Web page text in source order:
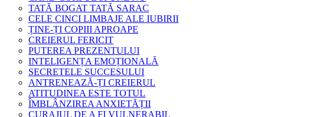
TATĂ BOGAT TATĂ SARAC
CELE CINCI LIMBAJE ALE IUBIRII
ȚINE-ȚI COPIII APROAPE
CREIERUL FERICIT
PUTEREA PREZENTULUI
INTELIGENȚA EMOȚIONALĂ
SECRETELE SUCCESULUI
ANTRENEAZĂ-ȚI CREIERUL
ATITUDINEA ESTE TOTUL
ÎMBLÂNZIREA ANXIETĂȚII
CURAJUL DE A FI VULNERABIL